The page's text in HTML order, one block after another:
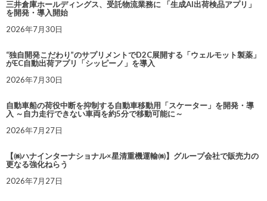
三井倉庫ホールディングス、受託物流業務に 「生成AI出荷検品アプリ」
を開発・導入開始
2026年7月30日
“独自開発こだわり”のサプリメントでD2C展開する「ウェルモット製薬」
がEC自動出荷アプリ「シッピーノ」を導入
2026年7月30日
自動車船の荷役中断を抑制する自動車移動用「スケーター」を開発・導
入 ～自力走行できない車両を約5分で移動可能に～
2026年7月27日
【㈱ハナインターナショナル×星清重機運輸㈱】グループ会社で販売力の
更なる強化ねらう
2026年7月27日